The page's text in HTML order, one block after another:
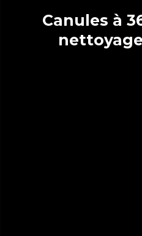
Canules à 360º pour un